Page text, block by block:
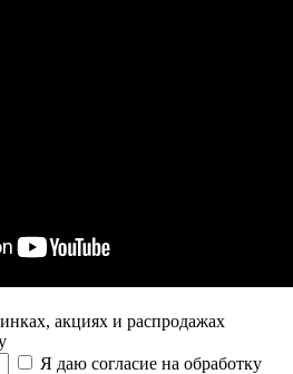
акциях и распродажах
Я даю согласие на обработку